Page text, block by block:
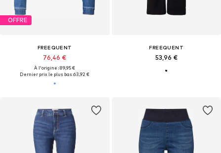
OFFRE
FREEQUENT
76,46 €
À l'origine : 89,95 €
Dernier prix le plus bas :63,92 €
FREEQUENT
53,96 €